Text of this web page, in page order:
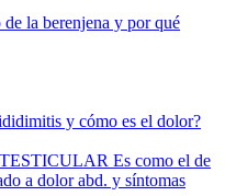
la berenjena y por qué
y cómo es el dolor?
Es como el de
a dolor abd. y síntomas